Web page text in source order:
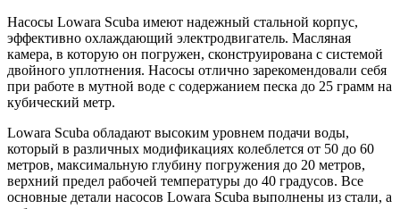
Насосы Lowara Scuba имеют надежный стальной корпус,
эффективно охлаждающий электродвигатель. Масляная
камера, в которую он погружен, сконструирована с системой
двойного уплотнения. Насосы отлично зарекомендовали себя
при работе в мутной воде с содержанием песка до 25 грамм на
кубический метр.
Lowara Scuba обладают высоким уровнем подачи воды,
который в различных модификациях колеблется от 50 до 60
метров, максимальную глубину погружения до 20 метров,
верхний предел рабочей температуры до 40 градусов. Все
основные детали насосов Lowara Scuba выполнены из стали, а